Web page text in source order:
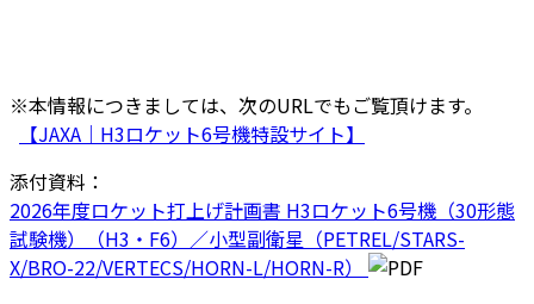
※本情報につきましては、次のURLでもご覧頂けます。
【JAXA｜H3ロケット6号機特設サイト】
添付資料：
2026年度ロケット打上げ計画書 H3ロケット6号機（30形態
試験機）（H3・F6）／小型副衛星（PETREL/STARS-
X/BRO-22/VERTECS/HORN-L/HORN-R）